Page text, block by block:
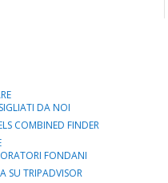
DA NOI
COMBINED FINDER
FONDANI
SU TRIPADVISOR